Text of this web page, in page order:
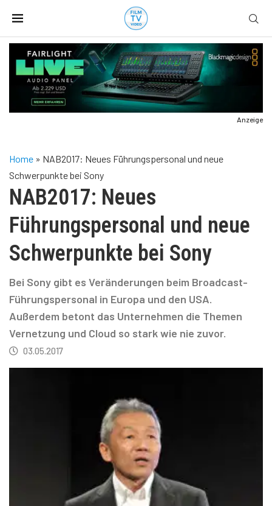
Anzeige
Home » NAB2017: Neues Führungspersonal und neue
Schwerpunkte bei Sony
NAB2017: Neues
Führungspersonal und neue
Schwerpunkte bei Sony
Bei Sony gibt es Veränderungen beim Broadcast-
Führungspersonal in Europa und den USA.
Außerdem betont das Unternehmen die Themen
Vernetzung und Cloud so stark wie nie zuvor.
03.05.2017